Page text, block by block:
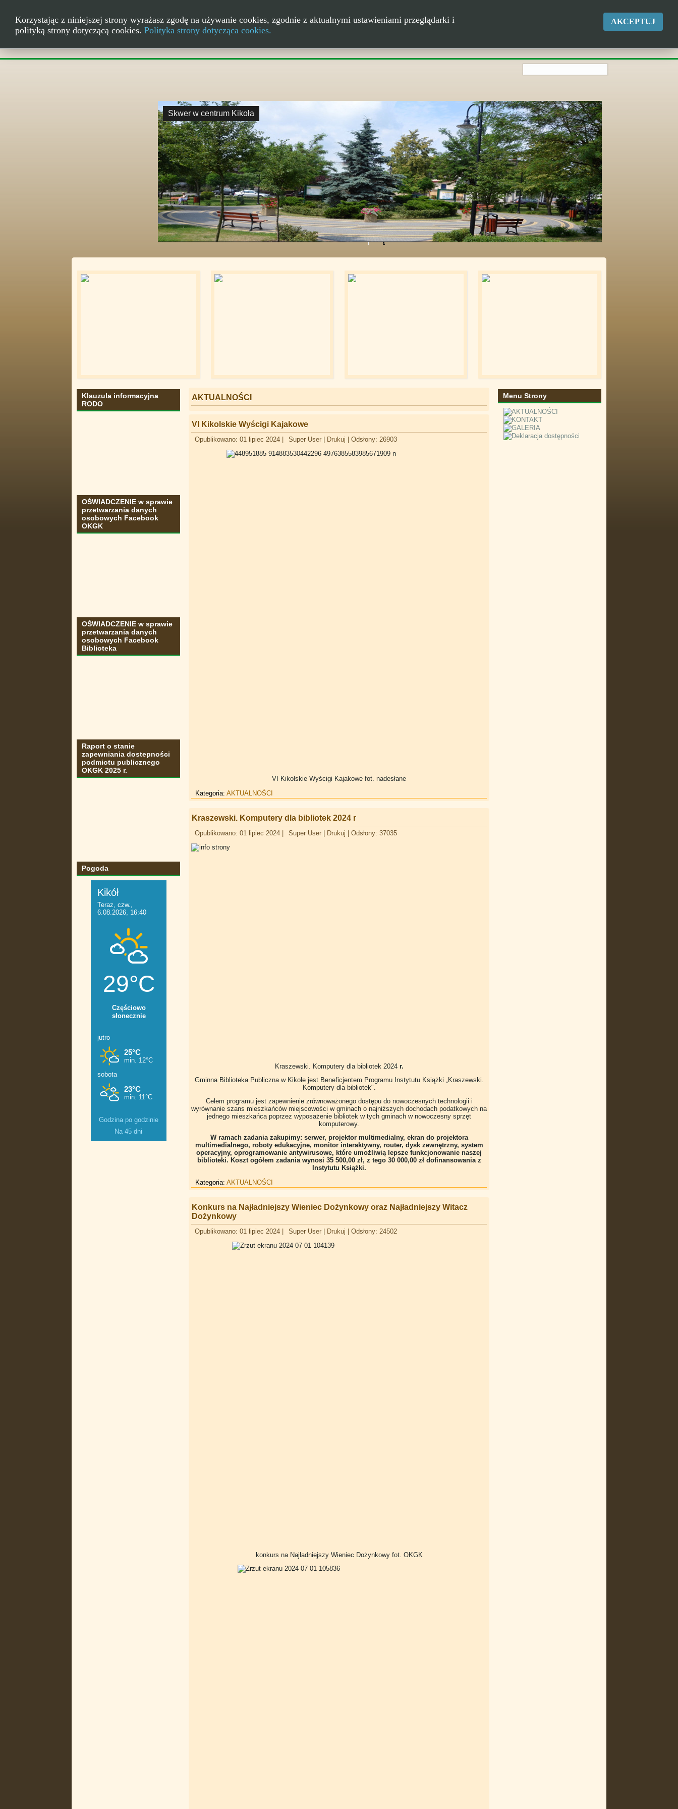
Skwer w centrum Kikoła
Klauzula informacyjna
RODO
OŚWIADCZENIE w sprawie
przetwarzania danych
osobowych Facebook
OKGK
OŚWIADCZENIE w sprawie
przetwarzania danych
osobowych Facebook
Biblioteka
Raport o stanie
zapewniania dostepności
podmiotu publicznego
OKGK 2025 r.
Pogoda
Godzina po godzinie
Na 45 dni
AKTUALNOŚCI
VI Kikolskie Wyścigi Kajakowe
Opublikowano: 01 lipiec 2024 Super User Drukuj Odsłony: 26903
VI Kikolskie Wyścigi Kajakowe fot. nadesłane
Kategoria: AKTUALNOŚCI
Kraszewski. Komputery dla bibliotek 2024 r
Opublikowano: 01 lipiec 2024 Super User Drukuj Odsłony: 37035
Kraszewski. Komputery dla bibliotek 2024 r.
Gminna Biblioteka Publiczna w Kikole jest Beneficjentem Programu Instytutu Książki „Kraszewski.
Komputery dla bibliotek".
Celem programu jest zapewnienie zrównoważonego dostępu do nowoczesnych technologii i
wyrównanie szans mieszkańców miejscowości w gminach o najniższych dochodach podatkowych na
jednego mieszkańca poprzez wyposażenie bibliotek w tych gminach w nowoczesny sprzęt
komputerowy.
W ramach zadania zakupimy: serwer, projektor multimedialny, ekran do projektora
multimedialnego, roboty edukacyjne, monitor interaktywny, router, dysk zewnętrzny, system
operacyjny, oprogramowanie antywirusowe, które umożliwią lepsze funkcjonowanie naszej
biblioteki. Koszt ogółem zadania wynosi 35 500,00 zł, z tego 30 000,00 zł dofinansowania z
Instytutu Książki.
Kategoria: AKTUALNOŚCI
Konkurs na Najładniejszy Wieniec Dożynkowy oraz Najładniejszy Witacz
Dożynkowy
Opublikowano: 01 lipiec 2024 Super User Drukuj Odsłony: 24502
konkurs na Najładniejszy Wieniec Dożynkowy fot. OKGK
Menu Strony
Korzystając z niniejszej strony wyrażasz zgodę na używanie cookies, zgodnie z aktualnymi ustawieniami przeglądarki i
polityką strony dotyczącą cookies. Polityka strony dotycząca cookies.
AKCEPTUJ